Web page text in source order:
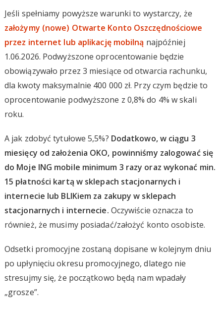
Jeśli spełniamy powyższe warunki to wystarczy, że
założymy (nowe) Otwarte Konto Oszczędnościowe
przez internet lub aplikację mobilną najpóźniej
1.06.2026. Podwyższone oprocentowanie będzie
obowiązywało przez 3 miesiące od otwarcia rachunku,
dla kwoty maksymalnie 400 000 zł. Przy czym będzie to
oprocentowanie podwyższone z 0,8% do 4% w skali
roku.
A jak zdobyć tytułowe 5,5%? Dodatkowo, w ciągu 3
miesięcy od założenia OKO, powinniśmy zalogować się
do Moje ING mobile minimum 3 razy oraz wykonać min.
15 płatności kartą w sklepach stacjonarnych i
internecie lub BLIKiem za zakupy w sklepach
stacjonarnych i internecie. Oczywiście oznacza to
również, że musimy posiadać/założyć konto osobiste.
Odsetki promocyjne zostaną dopisane w kolejnym dniu
po upłynięciu okresu promocyjnego, dlatego nie
stresujmy się, że początkowo będą nam wpadały
„grosze”.